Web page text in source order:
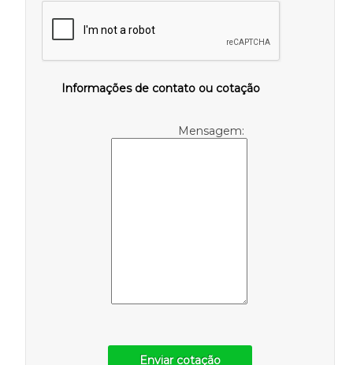
Informações de contato ou cotação
Mensagem:
Enviar cotação